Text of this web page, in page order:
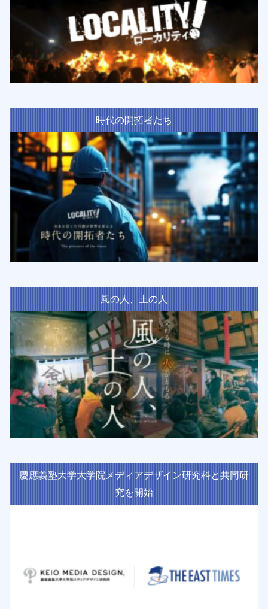
時代の開拓者たち
風の人、土の人
慶應義塾大学大学院メディアデザイン研究科と共同研
究を開始